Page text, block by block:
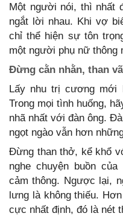
Một người nói, thì nhất
ngắt lời nhau. Khi vợ
chỉ thể hiện sự tôn
một người phụ nữ thông
Đừng cằn nhằn, than
Lấy nhu trị cương mới
Trong mọi tình huống,
nhã nhất với đàn ông.
ngọt ngào vẫn hơn
Đừng than thở, kể khổ
nghe chuyện buồn
cảm thông. Ngược lại,
lưng là không thiếu.
cực nhất định, đó là nét